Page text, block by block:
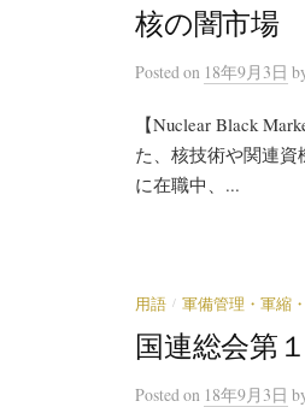
核の闇市場
Postedon 18年9月3日
【Nuclear Black
た、核技術や関連資
に在職中、...
用語 / 軍備管理・軍縮
国連総会第
Postedon 18年9月3日